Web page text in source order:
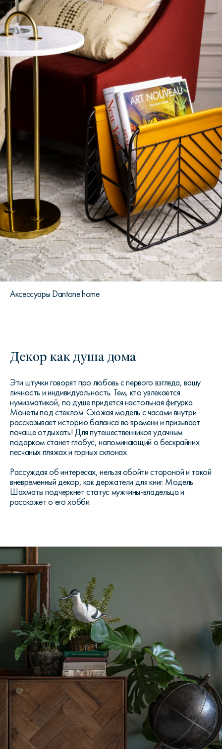
Аксессуары Dantone home
Декор как душа дома
Эти штучки говорят про любовь с первого взгляда, вашу
личность и индивидуальность. Тем, кто увлекается
нумизматикой, по душе придется настольная фигурка
Монеты под стеклом. Схожая модель с часами внутри
рассказывает историю баланса во времени и призывает
почаще отдыхать! Для путешественников удачным
подарком станет глобус, напоминающий о бескрайних
песчаных пляжах и горных склонах.
Рассуждая об интересах, нельзя обойти стороной и такой
вневременный декор, как держатели для книг. Модель
Шахматы подчеркнет статус мужчины-владельца и
расскажет о его хобби.